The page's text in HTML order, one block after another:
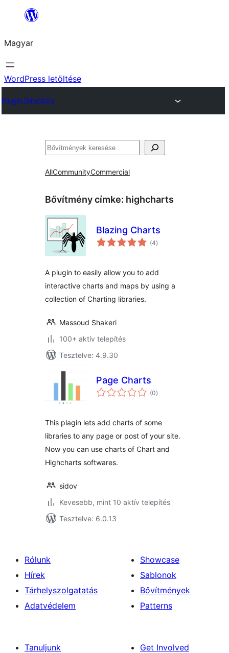
Ugrás
tartalomhoz
Magyar
WordPress letöltése
Plugin Directory
Keresés
AllCommunityCommercial
Bővítmény címke: highcharts
Blazing Charts
(4értékelés
összesen
)
A plugin to easily allow you to add
interactive charts and maps by using a
collection of Charting libraries.
Massoud Shakeri
100+ aktív telepítés
Tesztelve: 4.9.30
Page Charts
(0értékelés
összesen
)
This plagin lets add charts of some
libraries to any page or post of your site.
Now you can use charts of Chart and
Highcharts softwares.
sidov
Kevesebb, mint 10 aktív telepítés
Tesztelve: 6.0.13
Rólunk
Hírek
Tárhelyszolgatatás
Adatvédelem
Showcase
Sablonok
Bővítmények
Patterns
Tanuljunk
Get Involved